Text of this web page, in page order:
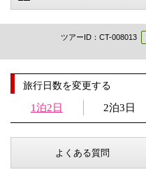
ツアーID：CT-008013
旅行日数を変更する
1泊2日 2泊3日
よくある質問